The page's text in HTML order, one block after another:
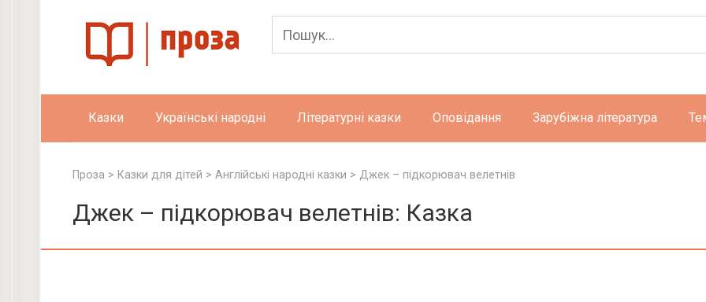
Казки Українські народні Літературні казки Оповідання Зарубіжна література
Проза > Казки для дітей > Англійські народні казки > Джек – підкорювач велетнів
Джек – підкорювач велетнів: Казка